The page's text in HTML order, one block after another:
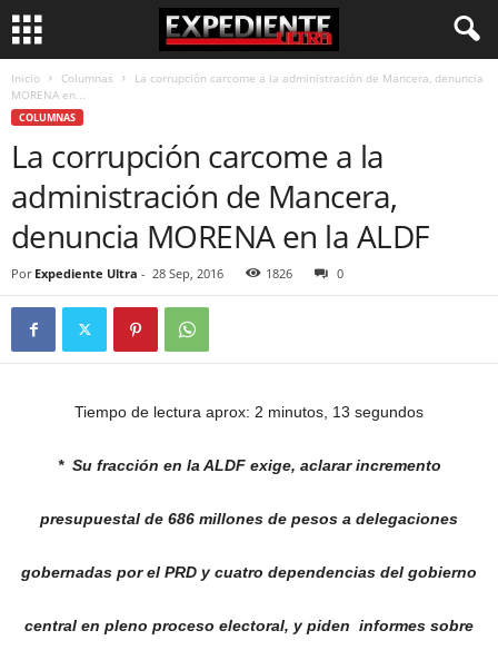
Inicio Columnas
La corrupción carcome a la administración de Mancera, denuncia
MORENA en...
COLUMNAS
La corrupción carcome a la
administración de Mancera,
denuncia MORENA en la ALDF
Por Expediente Ultra - 28 Sep, 2016 1826 0
Tiempo de lectura aprox: 2 minutos, 13 segundos
* Su fracción en la ALDF exige, aclarar incremento
presupuestal de 686 millones de pesos a delegaciones
gobernadas por el PRD y cuatro dependencias del gobierno
central en pleno proceso electoral, y piden informes sobre